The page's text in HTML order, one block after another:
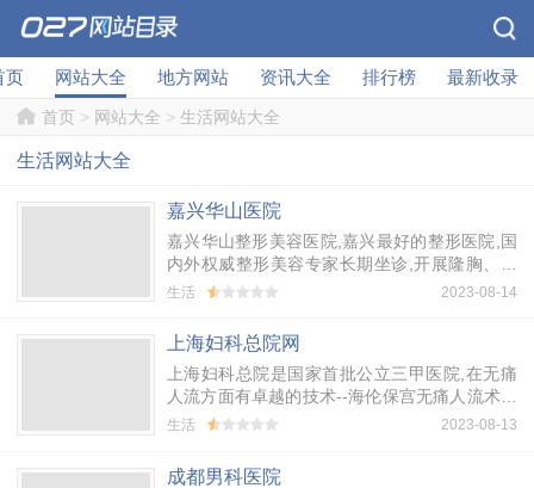
页 网站大全 地方网站 资讯大全 排行榜 最新收录
首页 > 网站大全 > 生活网站大全
生活网站大全
嘉兴华山医院
嘉兴华山整形美容医院,嘉兴最好的整形医院,国
内外权威整形美容专家长期坐诊,开展隆胸、吸
脂、隆鼻、脱毛、除皱、双眼皮、祛斑等系列整
生活 2023-08-14
上海妇科总院网
上海妇科总院是国家首批公立三甲医院,在无痛
人流方面有卓越的技术--海伦保宫无痛人流术。
都是由万例手术无事故专家亲自操作，安全有保
生活 2023-08-13
成都男科医院